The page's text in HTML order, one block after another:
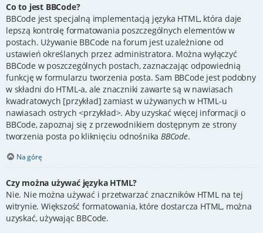
Co to jest BBCode?
BBCode jest specjalną implementacją języka HTML, która daje
lepszą kontrolę formatowania poszczególnych elementów w
postach. Używanie BBCode na forum jest uzależnione od
ustawień określanych przez administratora. Można wyłączyć
BBCode w poszczególnych postach, zaznaczając odpowiednią
funkcję w formularzu tworzenia posta. Sam BBCode jest podobny
w składni do HTML-a, ale znaczniki zawarte są w nawiasach
kwadratowych [przykład] zamiast w używanych w HTML-u
nawiasach ostrych <przykład>. Aby uzyskać więcej informacji o
BBCode, zapoznaj się z przewodnikiem dostępnym ze strony
tworzenia posta po kliknięciu odnośnika BBCode.
Na górę
Czy można używać języka HTML?
Nie. Nie można używać i przetwarzać znaczników HTML na tej
witrynie. Większość formatowania, które dostarcza HTML, można
uzyskać, używając BBCode.